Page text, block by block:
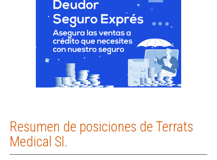
Resumen de posiciones de Terrats
Medical Sl.